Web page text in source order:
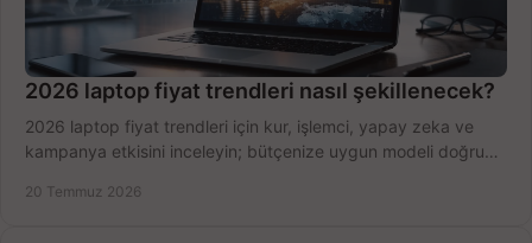
2026 laptop fiyat trendleri nasıl şekillenecek?
2026 laptop fiyat trendleri için kur, işlemci, yapay zeka ve
kampanya etkisini inceleyin; bütçenize uygun modeli doğru
20 Temmuz 2026